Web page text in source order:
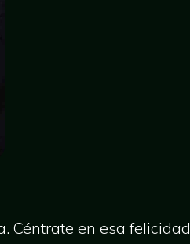
Céntrate en esa felicidad